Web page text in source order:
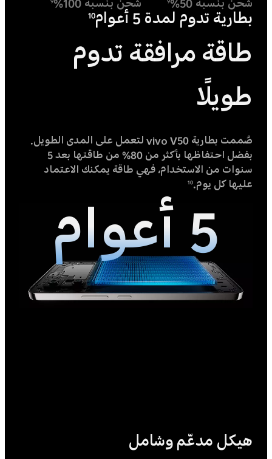
شحن بنسبة 50% شحن بنسبة 100%
بطارية تدوم لمدة 5 أعوام 10
طاقة مرافقة تدوم
طويلًا
صُممت بطارية vivo V50 لتعمل على المدى الطويل.
بفضل احتفاظها بأكثر من 80% من طاقتها بعد 5
سنوات من الاستخدام، فهي طاقة يمكنك الاعتماد
عليها كل يوم.10
5 أعوام
هيكل مدعّم وشامل